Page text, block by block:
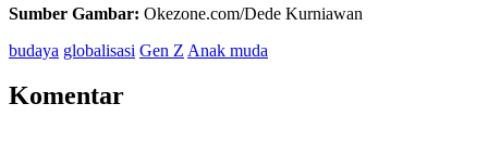
Sumber Gambar: Okezone.com/Dede Kurniawan
budaya globalisasi Gen Z Anak muda
Komentar